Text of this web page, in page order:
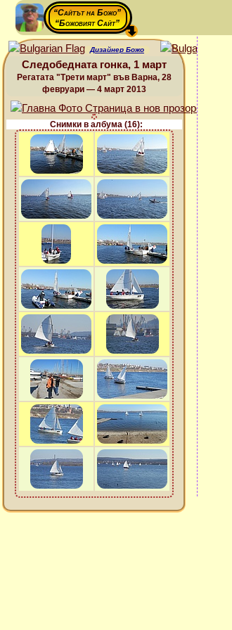
“Сайтът на Божо”
“Божовият Сайт”
Дизайнер Божо
Следобедната гонка, 1 март
Регатата "Трети март" във Варна, 28
февруари — 4 март 2013
Снимки в албума (16):